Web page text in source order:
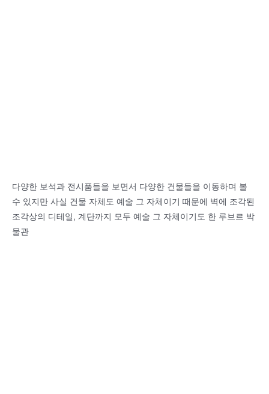
다양한 보석과 전시품들을 보면서 다양한 건물들을 이동하며 볼
수 있지만 사실 건물 자체도 예술 그 자체이기 때문에 벽에 조각된
조각상의 디테일, 계단까지 모두 예술 그 자체이기도 한 루브르 박
물관